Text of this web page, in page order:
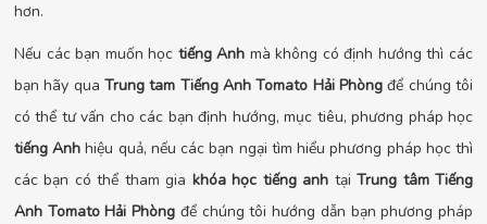
hơn.
Nếu các bạn muốn học tiếng Anh mà không có định hướng thì các
bạn hãy qua Trung tam Tiếng Anh Tomato Hải Phòng để chúng tôi
có thể tư vấn cho các bạn định hướng, mục tiêu, phương pháp học
tiếng Anh hiệu quả, nếu các bạn ngại tìm hiểu phương pháp học thì
các bạn có thể tham gia khóa học tiếng anh tạiTrung tâm Tiếng
Anh Tomato Hải Phòng để chúng tôi hướng dẫn bạn phương pháp